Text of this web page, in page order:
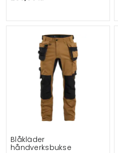
Blåkläder
håndverksbukse